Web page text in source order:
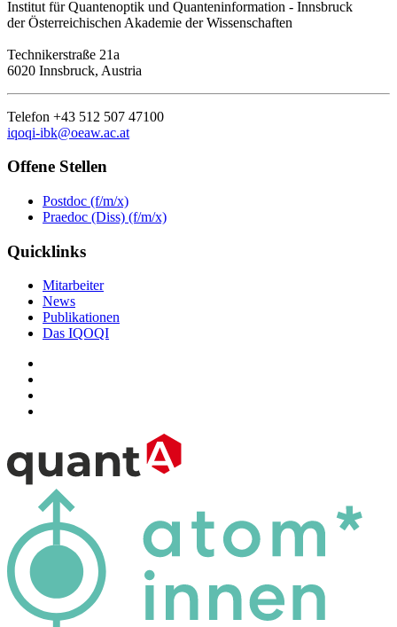
Institut für Quantenoptik und Quanteninformation - Innsbruck
der Österreichischen Akademie der Wissenschaften
Technikerstraße 21a
6020 Innsbruck, Austria
Telefon +43 512 507 47100
iqoqi-ibk@oeaw.ac.at
Offene Stellen
Postdoc (f/m/x)
Praedoc (Diss) (f/m/x)
Quicklinks
Mitarbeiter
News
Publikationen
Das IQOQI